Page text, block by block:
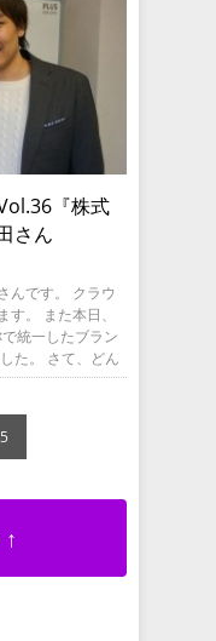
『株式
さん
んです。 クラウ
。 また本日、
統一したブラン
た。 さて、どん
5